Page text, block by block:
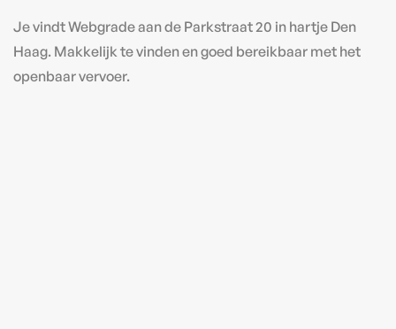
Je vindt Webgrade aan de Parkstraat 20 in hartje Den
Haag. Makkelijk te vinden en goed bereikbaar met het
openbaar vervoer.